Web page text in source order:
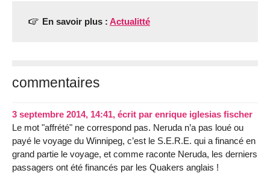
En savoir plus : Actualitté
commentaires
3 septembre 2014, 14:41, écrit par enrique iglesias fischer
Le mot "affrété" ne correspond pas. Neruda n’a pas loué ou
payé le voyage du Winnipeg, c’est le S.E.R.E. qui a financé en
grand partie le voyage, et comme raconte Neruda, les derniers
passagers ont été financés par les Quakers anglais !